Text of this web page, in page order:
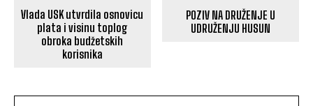
Vlada USK utvrdila osnovicu
plata i visinu toplog
obroka budžetskih
korisnika
POZIV NA DRUŽENJE U
UDRUŽENJU HUSUN